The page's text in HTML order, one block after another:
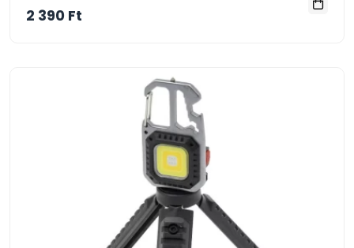
2 390 Ft